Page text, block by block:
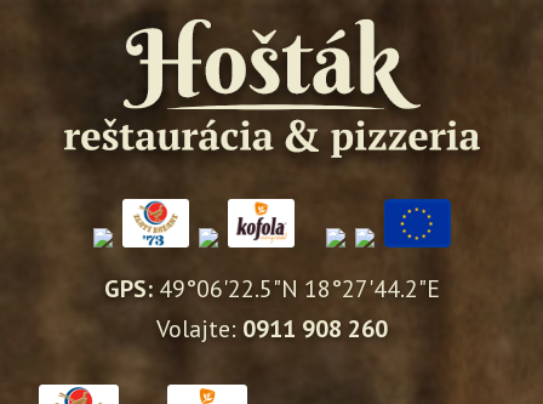
GPS:49°06'22.5"N 18°27'44.2"E
Volajte: 0911 908 260